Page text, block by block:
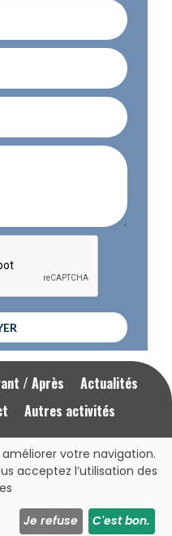
/ Après
Actualités
Autres activités
Mentions Légales RGPD
appeler
39 31
votre navigation.
acceptez l’utilisation des
Je refuse C'est bon.